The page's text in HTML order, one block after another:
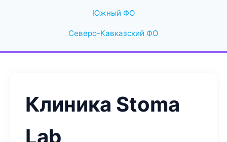
Южный ФО
Северо-Кавказский ФО
Клиника Stoma
Lab